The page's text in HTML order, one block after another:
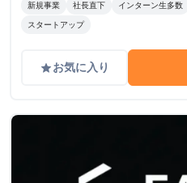
新規事業 社長直下 インターン生多数
スタートアップ
gradeお気に入り